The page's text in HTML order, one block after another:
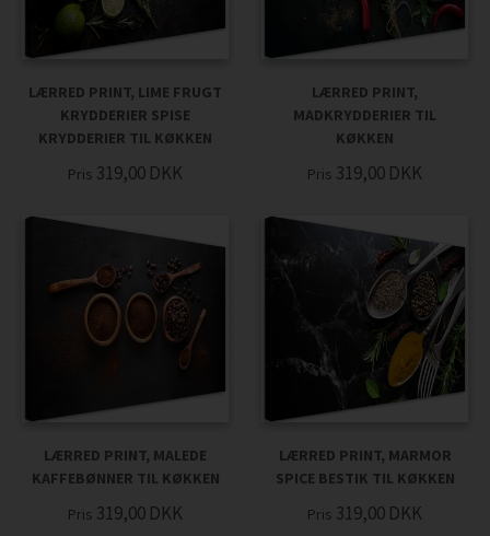
LÆRRED PRINT, LIME FRUGT
KRYDDERIER SPISE
KRYDDERIER TIL KØKKEN
Pris 319,00 DKK
LÆRRED PRINT,
MADKRYDDERIER TIL
KØKKEN
Pris 319,00 DKK
LÆRRED PRINT, MALEDE
KAFFEBØNNER TIL KØKKEN
Pris 319,00 DKK
LÆRRED PRINT, MARMOR
SPICE BESTIK TIL KØKKEN
Pris 319,00 DKK